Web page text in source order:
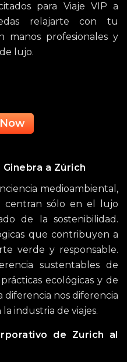
para Viaje VIP a
relajarte con tu
manos profesionales y
lujo.
a Zúrich
medioambiental,
centran sólo en el lujo
de la sostenibilidad.
que contribuyen a
verde y responsable.
sustentables de
ecológicas y de
diferencia nos diferencia
industria de viajes.
de Zurich al